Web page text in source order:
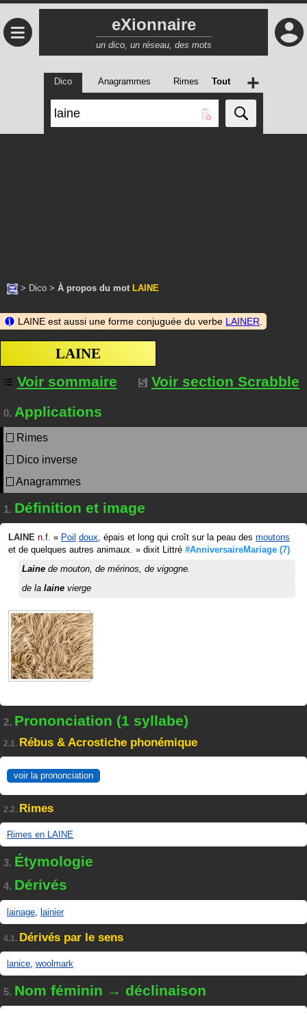
≡ eXionnaire
un dico, un réseau, des mots
Dico Anagrammes Rimes Tout +
> Dico > À propos du mot LAINE
LAINE est aussi une forme conjuguée du verbe LAINER
LAINE
Voir sommaire
Voir section Scrabble
0. Applications
Rimes
Dico inverse
Anagrammes
1. Définition et image
LAINE n.f. « Poil doux, épais et long qui croît sur la peau des moutons
et de quelques autres animaux. » dixit Littré #AnniversaireMariage (7)
Laine de mouton, de mérinos, de vigogne.
de la laine vierge
2. Prononciation (1 syllabe)
2.1. Rébus & Acrostiche phonémique
voir la prononciation
2.2. Rimes
Rimes en LAINE
3. Étymologie
4. Dérivés
lainage, lainier
4.1. Dérivés par le sens
lanice, woolmark
5. Nom féminin → déclinaison